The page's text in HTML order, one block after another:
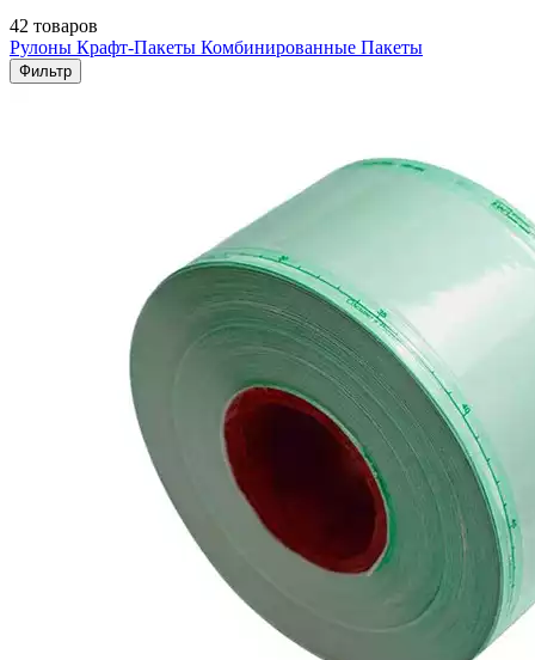
42 товаров
Рулоны Крафт-Пакеты Комбинированные Пакеты
Фильтр